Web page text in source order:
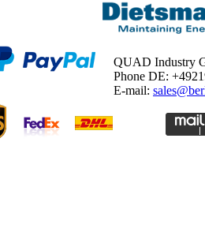
QUAD Industry
Phone DE:
E-mail: